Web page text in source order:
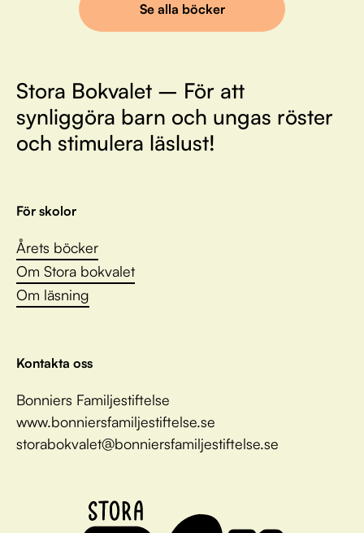
Se alla böcker
Stora Bokvalet – För att
synliggöra barn och ungas röster
och stimulera läslust!
För skolor
Årets böcker
Om Stora bokvalet
Om läsning
Kontakta oss
Bonniers Familjestiftelse
www.bonniersfamiljestiftelse.se
storabokvalet@bonniersfamiljestiftelse.se